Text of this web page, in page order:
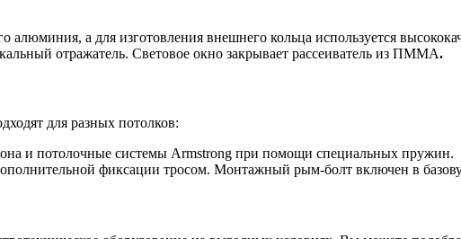
алюминия, а для изготовления внешнего кольца используется
отражатель. Световое окно закрывает рассеиватель из ПММА.
для разных потолков:
и потолочные системы Armstrong при помощи специальных пружин.
фиксации тросом. Монтажный рым-болт включен в